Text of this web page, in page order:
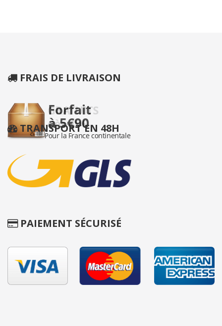
FRAIS DE LIVRAISON
TRANSPORT EN 48H
PAIEMENT SÉCURISÉ